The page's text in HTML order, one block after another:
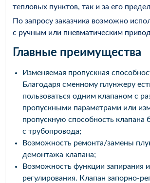
тепловых пунктов, так и за его
По запросу заказчика возможно
с ручным или пневматическим
Главные преимущества
Изменяемая пропускная
Благодаря сменному плунжеру
пользоваться одним клапаном с
пропускными параметрами или
пропускную способность клапана
с трубопровода;
Возможность ремонта/замены
демонтажа клапана;
Возможность функции запирания и
регулирования. Клапан запорно-